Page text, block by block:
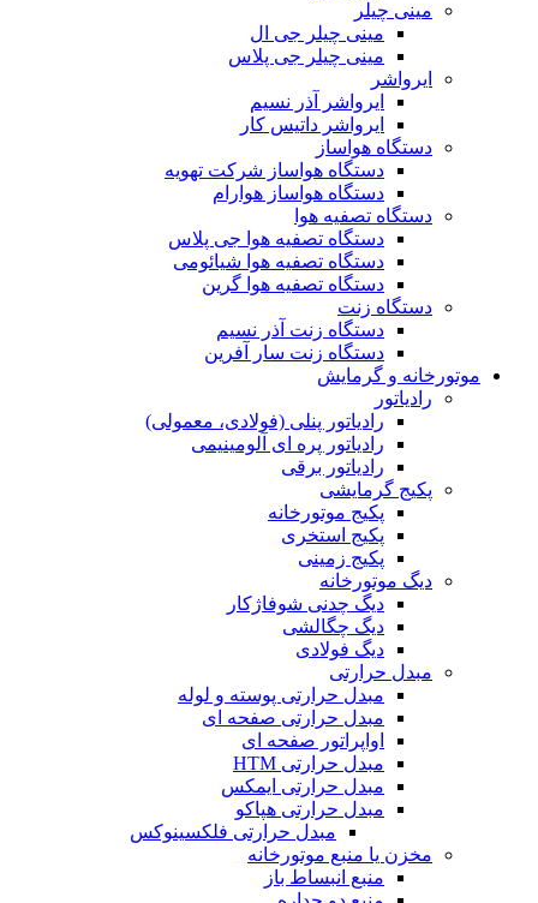
مینی چیلر
مینی چیلر جی ال
مینی چیلر جی پلاس
ایرواشر
ایرواشر آذر نسیم
ایرواشر داتیس کار
دستگاه هواساز
دستگاه هواساز شرکت تهویه
دستگاه هواساز هوارام
دستگاه تصفیه هوا
دستگاه تصفیه هوا جی پلاس
دستگاه تصفیه هوا شیائومی
دستگاه تصفیه هوا گرین
دستگاه زنت
دستگاه زنت آذر نسیم
دستگاه زنت سار آفرین
موتورخانه و گرمایش
رادیاتور
رادیاتور پنلی (فولادی، معمولی)
رادیاتور پره ای آلومینیمی
رادیاتور برقی
پکیج گرمایشی
پکیج موتورخانه
پکیج استخری
پکیج زمینی
دیگ موتورخانه
دیگ چدنی شوفاژکار
دیگ چگالشی
دیگ فولادی
مبدل حرارتی
مبدل حرارتی پوسته و لوله
مبدل حرارتی صفحه ای
اواپراتور صفحه ای
مبدل حرارتی HTM
مبدل حرارتی ایمکس
مبدل حرارتی هپاکو
مبدل حرارتی فلکسینوکس
مخزن یا منبع موتورخانه
منبع انبساط باز